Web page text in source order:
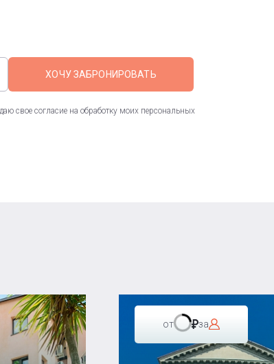
ХОЧУ ЗАБРОНИРОВАТЬ
свое согласие на обработку моих персональных
от за